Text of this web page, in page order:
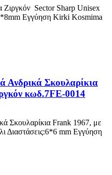
Sector Sharp Unisex
Εγγύηση Kirki Kosmima
Σκουλαρίκια
κωδ.7FE-0014
Σκουλαρίκια Frank 1967, με
Διαστάσεις:6*6 mm Εγγύηση